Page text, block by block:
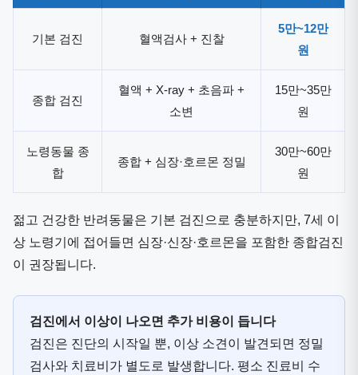
기본 검진 혈액검사 + 진찰
5만~12만
원
종합 검진
혈액 + X-ray + 초음파 +
소변
15만~35만
원
노령동물 종
합
종합 + 심장·호르몬 정밀
30만~60만
원
젊고 건강한 반려동물은 기본 검진으로 충분하지만, 7세 이
상 노령기에 접어들면 심장·신장·호르몬을 포함한 종합검진
이 권장됩니다.
검진에서 이상이 나오면 추가 비용이 듭니다
검진은 진단의 시작일 뿐, 이상 소견이 발견되면 정밀
검사와 치료비가 별도로 발생합니다. 평소 진료비 수